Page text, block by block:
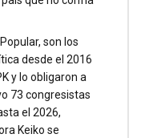
son los
desde el 2016
y lo obligaron a
73 congresistas
el 2026,
Keiko se